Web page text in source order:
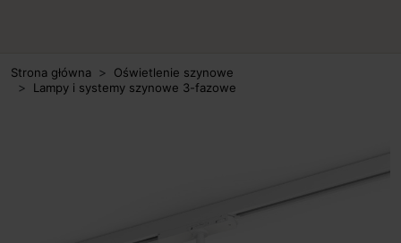
Strona główna
Oświetlenie szynowe
Lampy i systemy szynowe 3-fazowe